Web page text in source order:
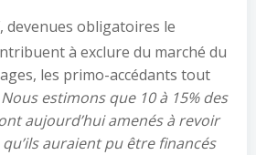
devenues obligatoires le
à exclure du marché du
les primo-accédants tout
Nous estimons que 10 à 15% des
aujourd’hui amenés à revoir
auraient pu être financés